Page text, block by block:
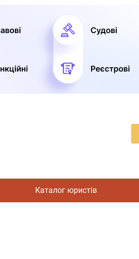
Каталог юристів